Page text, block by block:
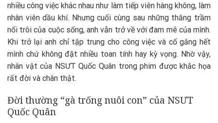
nhiều công việc khác nhau như làm tiếp viên hàng không, làm
nhân viên dầu khí. Nhưng cuối cùng sau những thăng trầm
nổi trôi của cuộc sống, anh vẫn trở về với đam mê của mình.
Khi trở lại anh chỉ tập trung cho công việc và cố gắng hết
mình chứ không đặt nhiều toan tính hay kỳ vọng. Nhờ vậy,
nhân vật của NSƯT Quốc Quân trong phim được khắc họa
rất đời và chân thật.
Đời thường “gà trống nuôi con” của NSƯT
Quốc Quân